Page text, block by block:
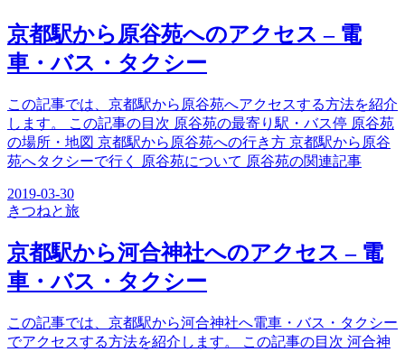
京都駅から原谷苑へのアクセス – 電
車・バス・タクシー
この記事では、京都駅から原谷苑へアクセスする方法を紹介
します。 この記事の目次 原谷苑の最寄り駅・バス停 原谷苑
の場所・地図 京都駅から原谷苑への行き方 京都駅から原谷
苑へタクシーで行く 原谷苑について 原谷苑の関連記事
2019-03-30
きつねと旅
京都駅から河合神社へのアクセス – 電
車・バス・タクシー
この記事では、京都駅から河合神社へ電車・バス・タクシー
でアクセスする方法を紹介します。 この記事の目次 河合神